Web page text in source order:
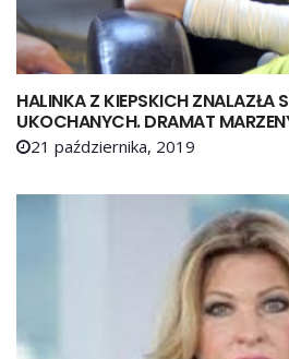
HALINKA Z KIEPSKICH ZNALAZŁA
UKOCHANYCH. DRAMAT
21 października, 2019